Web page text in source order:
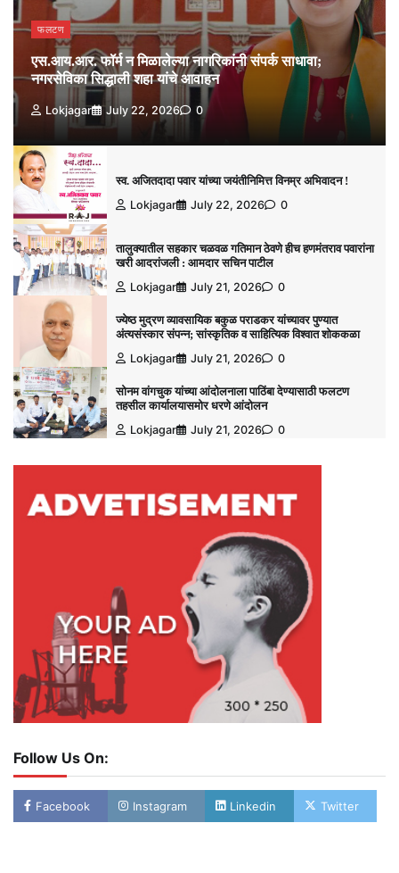
फलटण
एस.आय.आर. फॉर्म न मिळालेल्या नागरिकांनी संपर्क साधावा;
नगरसेविका सिद्धाली शहा यांचे आवाहन
Lokjagar July 22, 2026 0
स्व. अजितदादा पवार यांच्या जयंतीनिमित्त विनम्र अभिवादन !
Lokjagar
July 22, 2026 0
तालुक्यातील सहकार चळवळ गतिमान ठेवणे हीच हणमंतराव पवारांना
खरी आदरांजली : आमदार सचिन पाटील
Lokjagar
July 21, 2026 0
ज्येष्ठ मुद्रण व्यावसायिक बकुळ पराडकर यांच्यावर पुण्यात
अंत्यसंस्कार संपन्न; सांस्कृतिक व साहित्यिक विश्‍वात शोककळा
Lokjagar
July 21, 2026 0
सोनम वांगचुक यांच्या आंदोलनाला पाठिंबा देण्यासाठी फलटण
तहसील कार्यालयासमोर धरणे आंदोलन
Lokjagar
July 21, 2026 0
Follow Us On:
Facebook Instagram Linkedin Twitter